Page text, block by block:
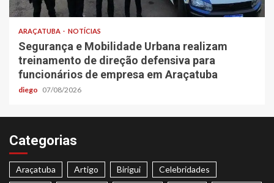
ARAÇATUBA NOTÍCIAS
Segurança e Mobilidade Urbana realizam
treinamento de direção defensiva para
funcionários de empresa em Araçatuba
diego 07/08/2026
Categorias
Araçatuba Artigo Birigui
Celebridades